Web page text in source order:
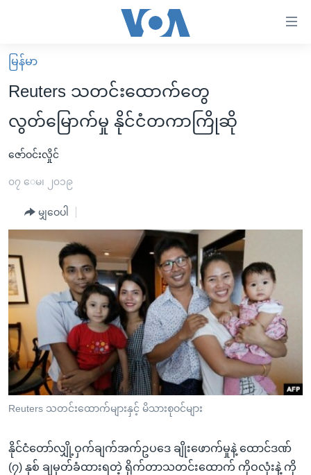
လွယ်ကူ
စေ
Link
များ
ပင်မ
ကျော်
ကြည့်
ရန်
ပင်မ
ညွန်း
စာမျက်နှာ
သို့
ကျော်
ကြည့်
ရှာဖွေ
ရန်
မူလစာမျက်နှာ
မြန်မာ
ကမ္ဘာ့သတင်းများ
နိုင်ငံတကာ
အစ္စရေး-ပါလက်စတိုင်း
ဗွီဒီယို
အင်္ဂလိပ်စာလေ့လာမယ်
အမေရိကန်သုံးအီဒီယံ
မကြေးမုံရဲ့ အင်္ဂလိပ်စာ
ရုပ်ရှင်ထဲက အင်္ဂလိပ်စာ
သုတပဒေသာ အင်္ဂလိပ်စာ
အပတ်စဉ်ကဏ္ဍများ
ရေဒီယို
တီဗွီ
ရေဒီယိုနှင့်ရုပ်သံ အချက်အလက်များ
ရေဒီယို/တီဗွီအစီအစဉ်
Learning English
ဗွီအိုအေ လူမှုကွန်ယက်များ
ဘာသာစကားများ
မြန်မာ
Reuters သတင်းထောက်တွေ
လွတ်မြောက်မှု နိုင်ငံတကာကြိုဆို
ဇော်ဝင်းလှိုင်
၀၇ ေမ၊ ၂၀၁၉
မျှဝေပါ
Reuters သတင်းထောက်များနှင့် မိသားစုဝင်များ
နိုင်ငံတော်လျှို့ဝှက်ချက်အက်ဥပဒေ ချိုးဖောက်မှုနဲ့ ထောင်ဒဏ်
(၇) နှစ် ချမှတ်ခံထားရတဲ့ ရိုက်တာသတင်းထောက် ကိုဝလုံးနဲ့ ကို